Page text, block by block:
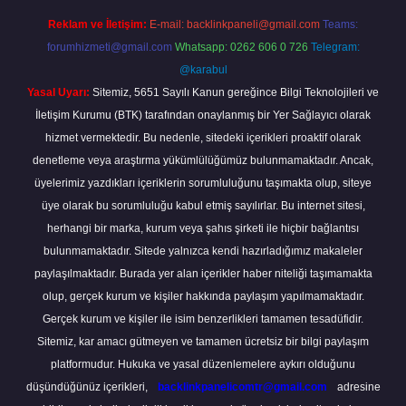
Reklam ve İletişim: E-mail: backlinkpaneli@gmail.com Teams:
forumhizmeti@gmail.com Whatsapp: 0262 606 0 726 Telegram:
@karabul
Yasal Uyarı: Sitemiz, 5651 Sayılı Kanun gereğince Bilgi Teknolojileri ve
İletişim Kurumu (BTK) tarafından onaylanmış bir Yer Sağlayıcı olarak
hizmet vermektedir. Bu nedenle, sitedeki içerikleri proaktif olarak
denetleme veya araştırma yükümlülüğümüz bulunmamaktadır. Ancak,
üyelerimiz yazdıkları içeriklerin sorumluluğunu taşımakta olup, siteye
üye olarak bu sorumluluğu kabul etmiş sayılırlar. Bu internet sitesi,
herhangi bir marka, kurum veya şahıs şirketi ile hiçbir bağlantısı
bulunmamaktadır. Sitede yalnızca kendi hazırladığımız makaleler
paylaşılmaktadır. Burada yer alan içerikler haber niteliği taşımamakta
olup, gerçek kurum ve kişiler hakkında paylaşım yapılmamaktadır.
Gerçek kurum ve kişiler ile isim benzerlikleri tamamen tesadüfidir.
Sitemiz, kar amacı gütmeyen ve tamamen ücretsiz bir bilgi paylaşım
platformudur. Hukuka ve yasal düzenlemelere aykırı olduğunu
düşündüğünüz içerikleri,
backlinkpanelicomtr@gmail.com
adresine